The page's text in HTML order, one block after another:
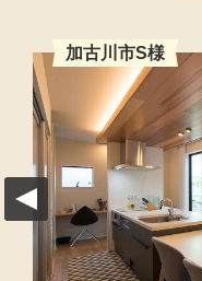
加古川市S様